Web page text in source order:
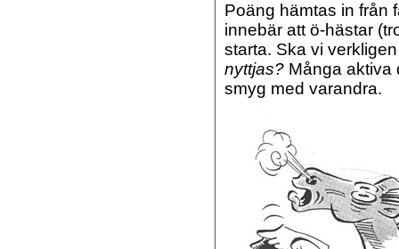
Poäng hämtas in från
innebär att ö-hästar
starta. Ska vi
nyttjas? Många aktiva
smyg med varandra.